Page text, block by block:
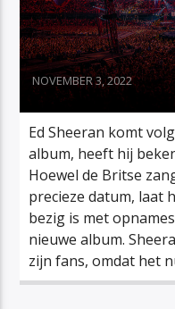
NOVEMBER 3, 2022
Ed Sheeran komt
album, heeft hij
Hoewel de Britse
precieze datum, laat
bezig is met
nieuwe album.
zijn fans, omdat het